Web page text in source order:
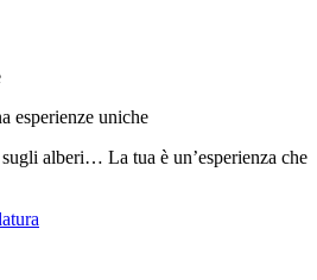
esperienze uniche
alberi… La tua è un’esperienza che